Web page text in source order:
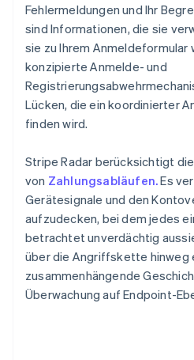
Fehlermeldungen und Ihr
sind Informationen, die sie
sie zu Ihrem Anmeldeformular
konzipierte Anmelde- und
Lücken, die ein koordinierter
finden wird.
Stripe Radar berücksichtigt
von Zahlungsabläufen.Es
Gerätesignale und den
aufzudecken, bei dem jedes
betrachtet unverdächtig
über die Angriffskette hinweg
zusammenhängende
Überwachung auf Endpoint-